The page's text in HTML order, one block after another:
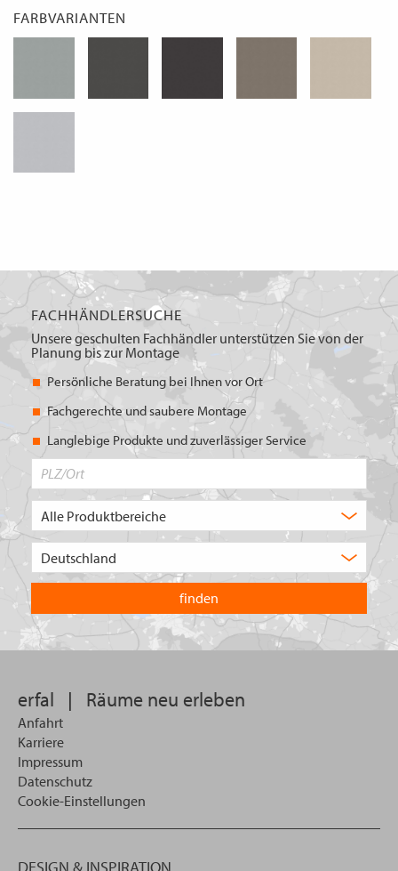
FARBVARIANTEN
FACHHÄNDLERSUCHE
Unsere geschulten Fachhändler unterstützen Sie von der
Planung bis zur Montage
Persönliche Beratung bei Ihnen vor Ort
Fachgerechte und saubere Montage
Langlebige Produkte und zuverlässiger Service
in
welchem
Land
Sie
suchen
erfal | Räume neu erleben
Anfahrt
Karriere
Impressum
Datenschutz
Cookie-Einstellungen